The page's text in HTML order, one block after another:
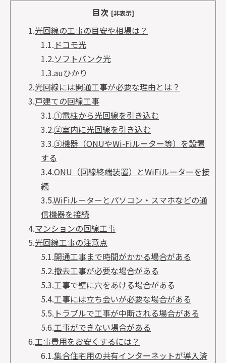
目次 [非表示]
1.光回線の工事の目安や相場は？
1.1. ドコモ光
1.2.ソフトバンク光
1.3.auひかり
2.光回線には開通工事が必要な理由とは？
3.戸建ての回線工事
3.1.①電柱から光回線を引き込む
3.2.②室内に光回線を引き込む
3.3.③機器（ONUやWi-Fiルーター等）を設置
する
3.4.ONU（回線終端装置）とWiFiルーターを接
続
3.5.WiFiルーターとパソコン・スマホなどの通
信機器を接続
4.マンションの回線工事
5.光回線工事の注意点
5.1.開通工事まで時間がかかる場合がある
5.2.撤去工事が必要な場合がある
5.3.工事で壁に穴をあける場合がある
5.4.工事には立ち会いが必要な場合がある
5.5. トラブルで工事が中断される場合がある
5.6.工事ができない場合がある
6.工事費用をお安くするには？
6.1.集合住宅用の共有インターネットが導入済